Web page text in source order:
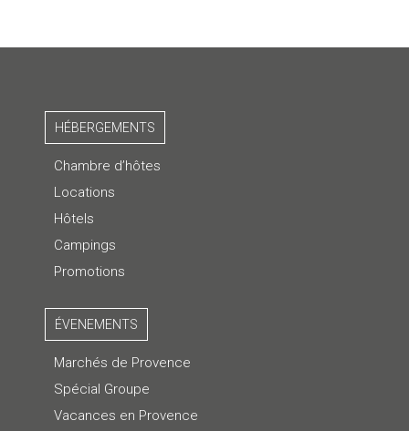
HÉBERGEMENTS
Chambre d’hôtes
Locations
Hôtels
Campings
Promotions
ÉVENEMENTS
Marchés de Provence
Spécial Groupe
Vacances en Provence